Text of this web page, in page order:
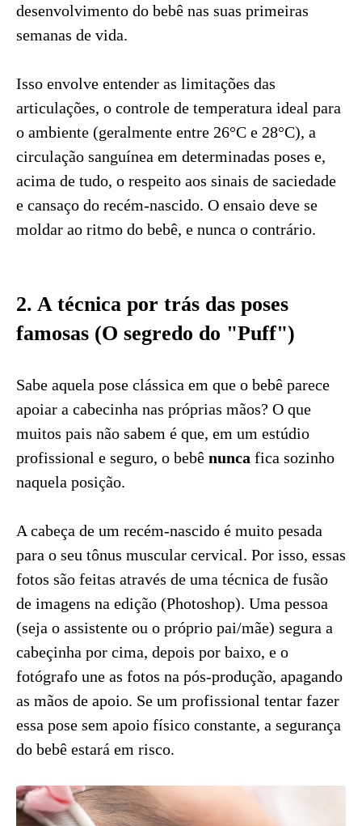
desenvolvimento do bebê nas suas primeiras
semanas de vida.
Isso envolve entender as limitações das
articulações, o controle de temperatura ideal para
o ambiente (geralmente entre 26°C e 28°C), a
circulação sanguínea em determinadas poses e,
acima de tudo, o respeito aos sinais de saciedade
e cansaço do recém-nascido. O ensaio deve se
moldar ao ritmo do bebê, e nunca o contrário.
2. A técnica por trás das poses
famosas (O segredo do "Puff")
Sabe aquela pose clássica em que o bebê parece
apoiar a cabecinha nas próprias mãos? O que
muitos pais não sabem é que, em um estúdio
profissional e seguro, o bebê nunca fica sozinho
naquela posição.
A cabeça de um recém-nascido é muito pesada
para o seu tônus muscular cervical. Por isso, essas
fotos são feitas através de uma técnica de fusão
de imagens na edição (Photoshop). Uma pessoa
(seja o assistente ou o próprio pai/mãe) segura a
cabeçinha por cima, depois por baixo, e o
fotógrafo une as fotos na pós-produção, apagando
as mãos de apoio. Se um profissional tentar fazer
essa pose sem apoio físico constante, a segurança
do bebê estará em risco.